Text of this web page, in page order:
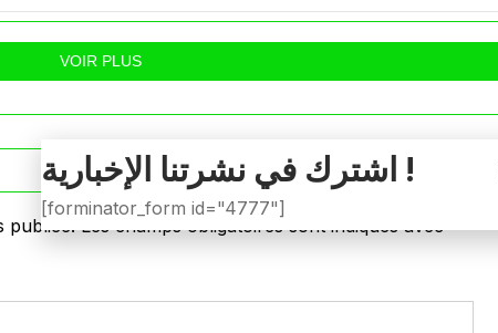
VOIR PLUS
publiée. Les champs obligatoires sont indiqués avec*
اشترك في نشرتنا الإخبارية !
[forminator_form id="4777"]